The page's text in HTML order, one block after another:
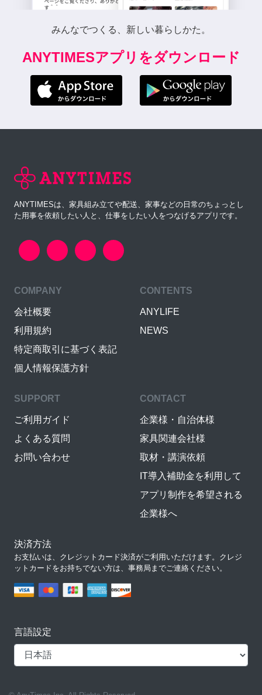
みんなでつくる、新しい暮らしかた。
ANYTIMESアプリをダウンロード
ANYTIMESは、家具組み立てや配送、家事などの日常のちょっとし
た用事を依頼したい人と、仕事をしたい人をつなげるアプリです。
COMPANY
会社概要
利用規約
特定商取引に基づく表記
個人情報保護方針
CONTENTS
ANYLIFE
NEWS
SUPPORT
ご利用ガイド
よくある質問
お問い合わせ
CONTACT
企業様・自治体様
家具関連会社様
取材・講演依頼
IT導入補助金を利用して
アプリ制作を希望される
企業様へ
決済方法
お支払いは、クレジットカード決済がご利用いただけます。クレジ
ットカードをお持ちでない方は、事務局までご連絡ください。
言語設定